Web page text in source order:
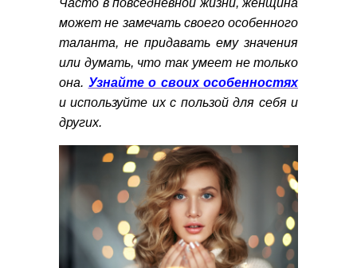
Часто в повседневной жизни, женщина
может не замечать своего особенного
таланта, не придавать ему значения
или думать, что так умеет не только
она. Узнайте о своих особенностях
и используйте их с пользой для себя и
других.